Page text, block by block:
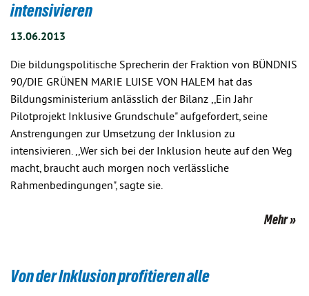
intensivieren
13.06.2013
Die bildungspolitische Sprecherin der Fraktion von BÜNDNIS
90/DIE GRÜNEN MARIE LUISE VON HALEM hat das
Bildungsministerium anlässlich der Bilanz ,,Ein Jahr
Pilotprojekt Inklusive Grundschule" aufgefordert, seine
Anstrengungen zur Umsetzung der Inklusion zu
intensivieren. ,,Wer sich bei der Inklusion heute auf den Weg
macht, braucht auch morgen noch verlässliche
Rahmenbedingungen", sagte sie.
Mehr
Von der Inklusion profitieren alle